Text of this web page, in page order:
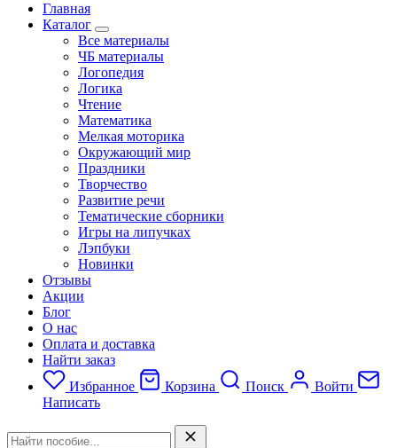
Главная
Каталог
Все материалы
ЧБ материалы
Логопедия
Логика
Чтение
Математика
Мелкая моторика
Окружающий мир
Праздники
Творчество
Развитие речи
Тематические сборники
Игры на липучках
Лэпбуки
Новинки
Отзывы
Акции
Блог
О нас
Оплата и доставка
Найти заказ
Избранное
Корзина Поиск
Войти
Написать